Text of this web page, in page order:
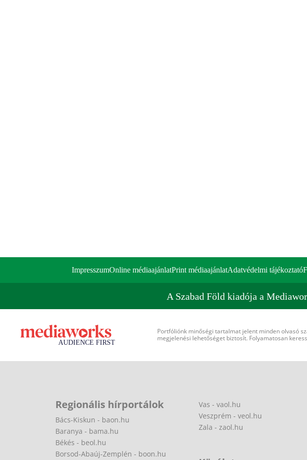
ImpresszumOnline médiaajánlatPrint médiaajánlatAdatvédelmi tájékoztató
A Szabad Föld kiadója a
Portfóliónk minőségi tartalmat jelent minden olvasó
megjelenési lehetőséget biztosít. Folyamatosan
Regionális hírportálok
Bács-Kiskun - baon.hu
Baranya - bama.hu
Békés - beol.hu
Borsod-Abaúj-Zemplén - boon.hu
Vas - vaol.hu
Veszprém - veol.hu
Zala - zaol.hu